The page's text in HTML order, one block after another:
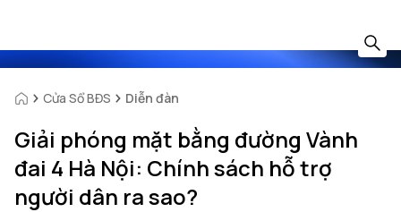
Cửa Sổ BĐS Diễn đàn
Giải phóng mặt bằng đường Vành
đai 4 Hà Nội: Chính sách hỗ trợ
người dân ra sao?